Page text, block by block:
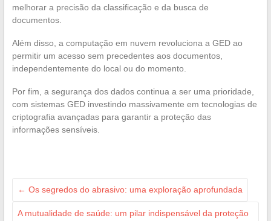
melhorar a precisão da classificação e da busca de
documentos.
Além disso, a computação em nuvem revoluciona a GED ao
permitir um acesso sem precedentes aos documentos,
independentemente do local ou do momento.
Por fim, a segurança dos dados continua a ser uma prioridade,
com sistemas GED investindo massivamente em tecnologias de
criptografia avançadas para garantir a proteção das
informações sensíveis.
← Os segredos do abrasivo: uma exploração aprofundada
A mutualidade de saúde: um pilar indispensável da proteção